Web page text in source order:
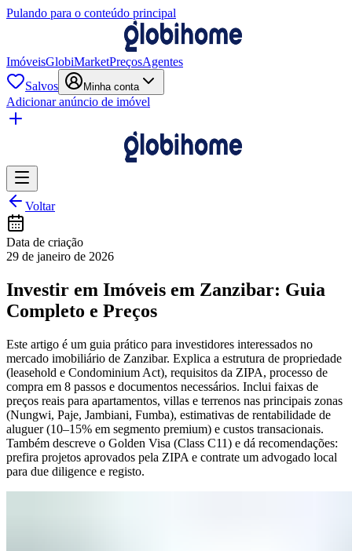
Pulando para o conteúdo principal
ImóveisGlobiMarketPreçosAgentes
Salvos
Minha conta
Adicionar anúncio de imóvel
Voltar
Data de criação
29 de janeiro de 2026
Investir em Imóveis em Zanzibar: Guia
Completo e Preços
Este artigo é um guia prático para investidores interessados no
mercado imobiliário de Zanzibar. Explica a estrutura de propriedade
(leasehold e Condominium Act), requisitos da ZIPA, processo de
compra em 8 passos e documentos necessários. Inclui faixas de
preços reais para apartamentos, villas e terrenos nas principais zonas
(Nungwi, Paje, Jambiani, Fumba), estimativas de rentabilidade de
aluguer (10–15% em segmento premium) e custos transacionais.
Também descreve o Golden Visa (Class C11) e dá recomendações:
prefira projetos aprovados pela ZIPA e contrate um advogado local
para due diligence e registo.